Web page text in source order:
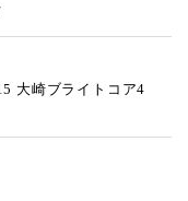
大崎ブライトコア4